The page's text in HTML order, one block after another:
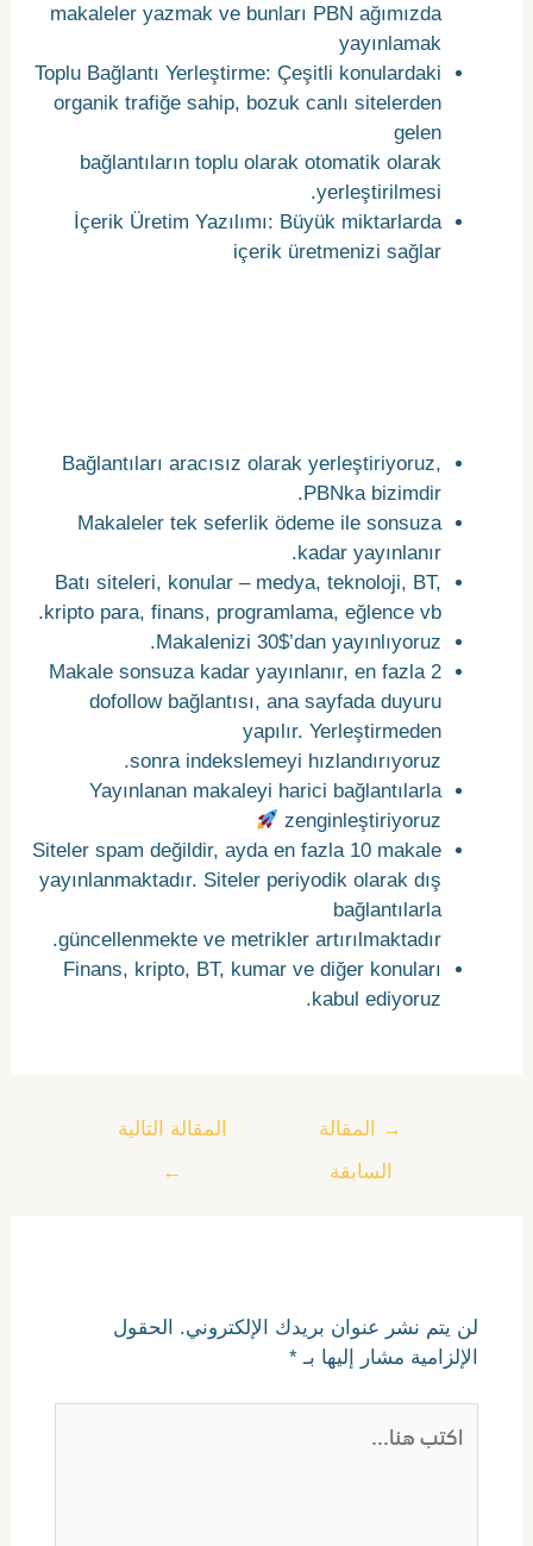
makaleler yazmak ve bunları PBN ağımızda
yayınlamak
Toplu Bağlantı Yerleştirme: Çeşitli konulardaki
organik trafiğe sahip, bozuk canlı sitelerden
gelen
bağlantıların toplu olarak otomatik olarak
yerleştirilmesi.
İçerik Üretim Yazılımı: Büyük miktarlarda
içerik üretmenizi sağlar
Bağlantıları aracısız olarak yerleştiriyoruz,
PBNka bizimdir.
Makaleler tek seferlik ödeme ile sonsuza
kadar yayınlanır.
Batı siteleri, konular – medya, teknoloji, BT,
kripto para, finans, programlama, eğlence vb.
Makalenizi 30$’dan yayınlıyoruz.
Makale sonsuza kadar yayınlanır, en fazla 2
dofollow bağlantısı, ana sayfada duyuru
yapılır. Yerleştirmeden
sonra indekslemeyi hızlandırıyoruz.
Yayınlanan makaleyi harici bağlantılarla
zenginleştiriyoruz
Siteler spam değildir, ayda en fazla 10 makale
yayınlanmaktadır. Siteler periyodik olarak dış
bağlantılarla
güncellenmekte ve metrikler artırılmaktadır.
Finans, kripto, BT, kumar ve diğer konuları
kabul ediyoruz.
→
المقالة
السابقة
المقالة التالية
←
لن يتم نشر عنوان بريدك الإلكتروني.
الحقول
الإلزامية مشار إليها بـ *
هنا...